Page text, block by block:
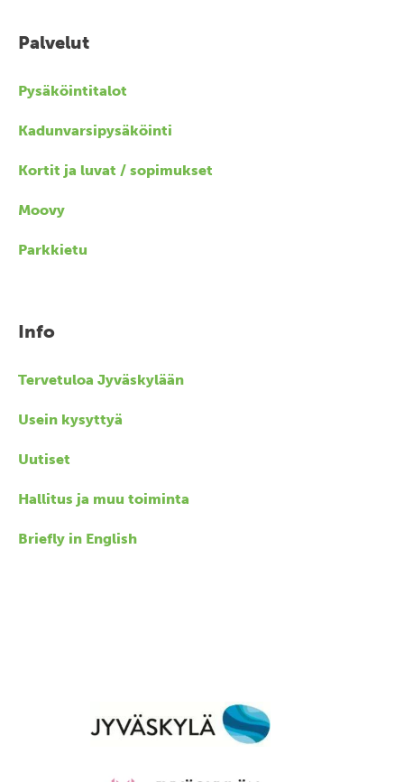
Palvelut
Pysäköintitalot
Kadunvarsipysäköinti
Kortit ja luvat / sopimukset
Moovy
Parkkietu
Info
Tervetuloa Jyväskylään
Usein kysyttyä
Uutiset
Hallitus ja muu toiminta
Briefly in English